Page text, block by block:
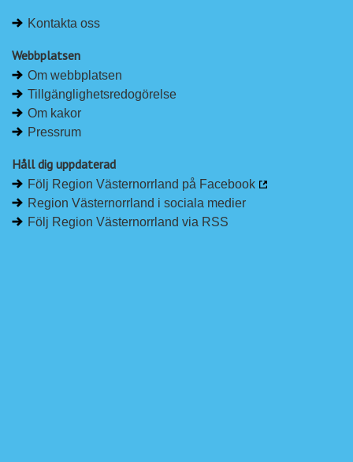
Kontakta oss
Webbplatsen
Om webbplatsen
Tillgänglighetsredogörelse
Om kakor
Pressrum
Håll dig uppdaterad
Följ Region Västernorrland på Facebook
Region Västernorrland i sociala medier
Följ Region Västernorrland via RSS